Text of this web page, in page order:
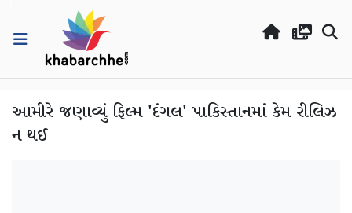
આમીરે જણાવ્યું ફિલ્મ 'દંગલ' પાકિસ્તાનમાં કેમ રીલિઝ
ન થઈ